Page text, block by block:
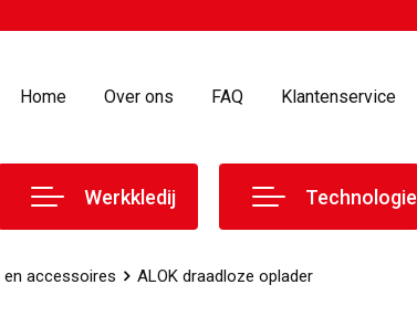
Home Over ons FAQ Klantenservice
Werkkledij Technologie
en accessoires ALOK draadloze oplader